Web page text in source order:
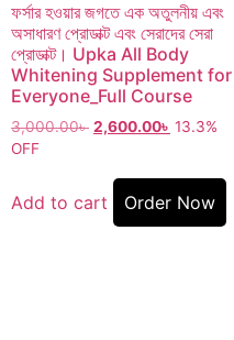
ফর্সার হওয়ার জগতে এক অতুলনীয় এবং
অসাধারণ প্রোডাক্ট এবং সেরাদের সেরা
প্রোডাক্ট। Upka All Body
Whitening Supplement for
Everyone_Full Course
3,000.00৳ 2,600.00৳ 13.3%
OFF
Add to cart Order Now